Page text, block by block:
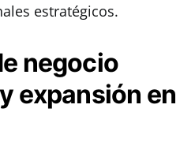
estratégicos.
negocio
expansión en